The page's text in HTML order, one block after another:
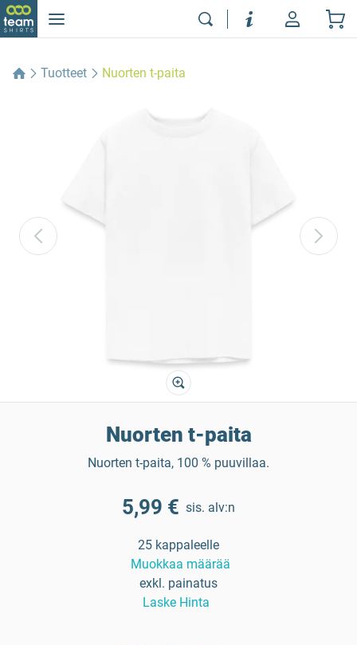
Tuotteet Nuorten t-paita
Nuorten t-paita
Nuorten t-paita, 100 % puuvillaa.
5,99 € sis. alv:n
25 kappaleelle
Muokkaa määrää
exkl. painatus
Laske Hinta